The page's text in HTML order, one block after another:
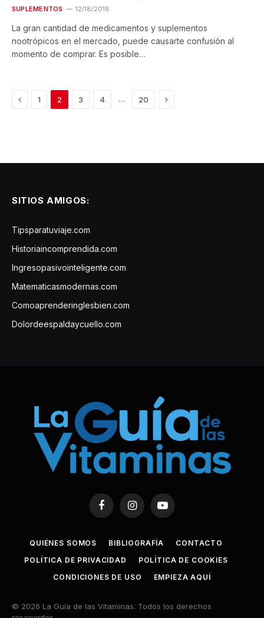
SUPLEMENTOS 12/18/2018
La gran cantidad de medicamentos y suplementos
nootrópicos en el mercado, puede causarte confusión al
momento de comprar. Es posible…
Previous
1 2 3 4 … 20 Next
SITIOS AMIGOS:
Tipsparatuviaje.com
Historiaincomprendida.com
Ingresopasivointeligente.com
Matematicasmodernas.com
Comoaprenderinglesbien.com
Dolordeespaldaycuello.com
FacebookInstagramYouTube
QUIÉNES SOMOS BIBLIOGRAFÍA
CONTACTO
POLÍTICA DE PRIVACIDAD
POLÍTICA DE COOKIES
CONDICIONES DE USO
EMPIEZA AQUÍ
© 2026 La Guía de las Vitaminas. Todos los derechos